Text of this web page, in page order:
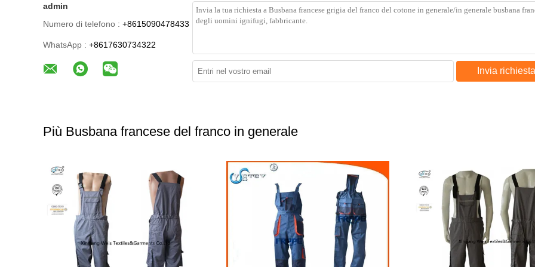
admin
Numero di telefono : +8615090478433
WhatsApp : +8617630734322
Invia richiesta
Più Busbana francese del franco in generale